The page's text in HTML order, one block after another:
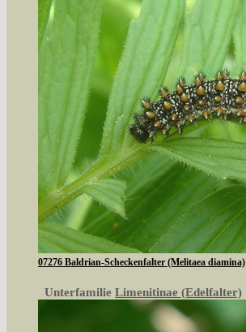
07276 Baldrian-Scheckenfalter (Melitaea diamina)
Unterfamilie Limenitinae (Edelfalter)